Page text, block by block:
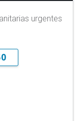
urgentes